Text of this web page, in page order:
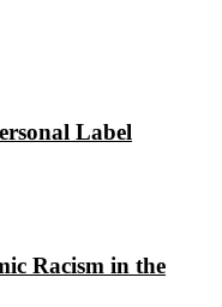
Label
Racism in the